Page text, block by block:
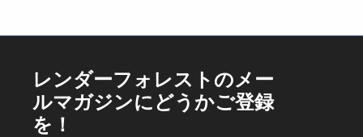
レンダーフォレストのメー
ルマガジンにどうかご登録
を！